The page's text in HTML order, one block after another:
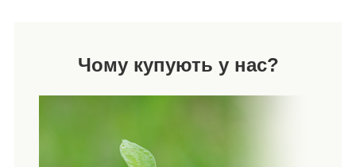
Чому купують у нас?